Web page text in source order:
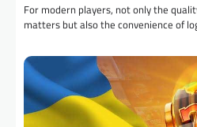
For modern players, not only the
matters but also the convenience of